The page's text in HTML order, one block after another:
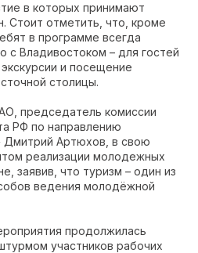
в которых принимают
Стоит отметить, что, кроме
в программе всегда
с Владивостоком – для гостей
и посещение
столицы.
председатель комиссии
РФ по направлению
Дмитрий Артюхов, в свою
реализации молодежных
заявив, что туризм – один из
ведения молодёжной
продолжилась
участников рабочих